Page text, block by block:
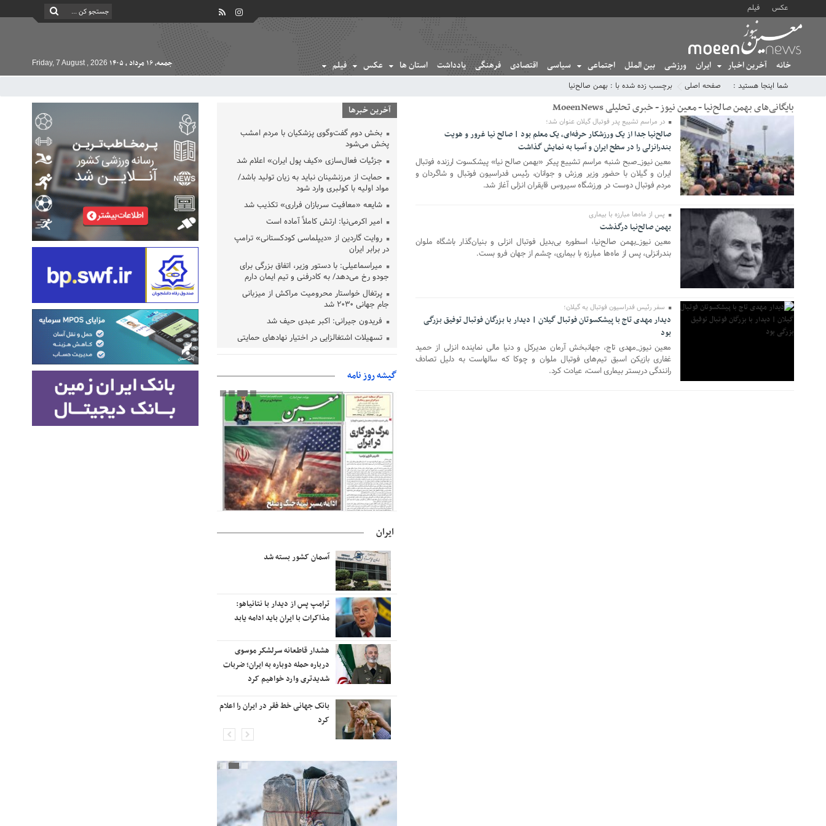
عکس فیلم
خانه آخرین اخبار ایران ورزشی بین الملل اجتماعی سیاسی اقتصادی فرهنگی یادداشت استان ها عکس فیلم جمعه, ۱۶ مرداد , ۱۴۰۵ Friday, 7 August , 2026
شما اینجا هستید : صفحه اصلی برچسب زده شده با : بهمن صالح‌نیا
بایگانی‌های بهمن صالح‌نیا - معین نیوز - خبری تحلیلی MoeenNews
در مراسم تشییع پدر فوتبال گیلان عنوان شد؛
صالح‌نیا جدا از یک ورزشکار حرفه‌ای، یک معلم بود | صالح نیا غرور و هویت
بندرانزلی را در سطح ایران و آسیا به نمایش گذاشت
معین نیوز_صبح شنبه مراسم تشییع پیکر «بهمن صالح نیا» پیشکسوت ارزنده فوتبال
ایران و گیلان با حضور وزیر ورزش و جوانان، رئیس فدراسیون فوتبال و شاگردان و
مردم فوتبال دوست در ورزشگاه سیروس قایقران انزلی آغاز شد.
01 مه 2025
پس از ماه‌ها مبارزه با بیماری
بهمن صالح‌نیا درگذشت
معین نیوز_بهمن صالح‌نیا، اسطوره بی‌بدیل فوتبال انزلی و بنیان‌گذار باشگاه ملوان
بندرانزلی، پس از ماه‌ها مبارزه با بیماری، چشم از جهان فرو بست.
03 ژوئن 2023
سفر رئیس فدراسیون فوتبال یه گیلان؛
دیدار مهدی تاج با پیشکسوتان فوتبال گیلان | دیدار با بزرگان فوتبال توفیق بزرگی
بود
معین نیوز_مهدی تاج، جهانبخش آرمان مدیرکل و دنیا مالی نماینده انزلی از حمید
غفاری بازیکن اسبق تیم‌های فوتبال ملوان و چوکا که سالهاست به دلیل تصادف
رانندگی دربستر بیماری است، عیادت کرد.
آخرین خبرها
بخش دوم گفت‌وگوی پزشکیان با مردم امشب
پخش می‌شود
جزئیات فعال‌سازی «کیف پول ایران» اعلام شد
حمایت از مرزنشینان نباید به زیان تولید باشد/
مواد اولیه با کولبری وارد شود
شایعه «معافیت سربازان فراری» تکذیب شد
امیر اکرمی‌نیا: ارتش کاملاً آماده است
روایت گاردین از «دیپلماسی کودکستانی» ترامپ
در برابر ایران
میراسماعیلی: با دستور وزیر، اتفاق بزرگی برای
جودو رخ می‌دهد/ به کادرفنی و تیم ایمان دارم
پرتغال خواستار محرومیت مراکش از میزبانی
جام جهانی ۲۰۳۰ شد
فریدون جیرانی: اکبر عبدی حیف شد
تسهیلات اشتغالزایی در اختیار نهادهای حمایتی
فدراسیون فوتبال با حضور قلعه‌نویی مشخص شد
دفتر رهبر انقلاب: مطالب خارج از مراجع رسمی
فاقد سندیت است
بقائی: فضای مذاکرات فنی و سیاسی ایران و
عمان درباره تنگه هرمز، مثبت است
رئیس سازمان جهاد کشاورزی استان: کشاورزان
گیلان نسبت به دریافت یارانه کود اقدام کنند
تمدید مهلت اظهارنامه‌های مالیاتی سال ۱۴۰۴ تا
پایان شهریورماه
گیشه روز نامه
ایران
آسمان کشور بسته شد
ترامپ پس از دیدار با نتانیاهو:
مذاکرات با ایران باید ادامه یابد
هشدار قاطعانه سرلشکر موسوی
درباره حمله دوباره به ایران؛ ضربات
شدیدتری وارد خواهیم کرد
بانک جهانی خط فقر در ایران را اعلام
کرد
 